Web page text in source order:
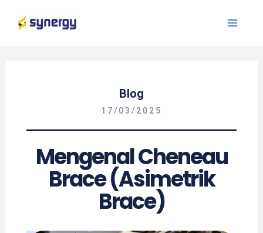
Blog
17/03/2025
Mengenal Cheneau
Brace (Asimetrik
Brace)